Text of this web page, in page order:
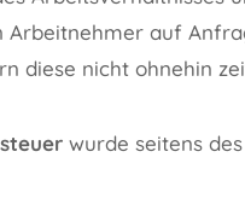
Arbeitnehmer auf
diese nicht ohnehin
wurde seitens